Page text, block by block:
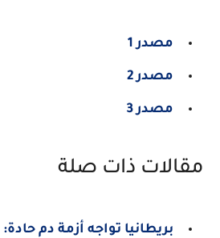
مصدر 1
مصدر 2
مصدر 3
مقالات ذات صلة
بريطانيا تواجه أزمة دم